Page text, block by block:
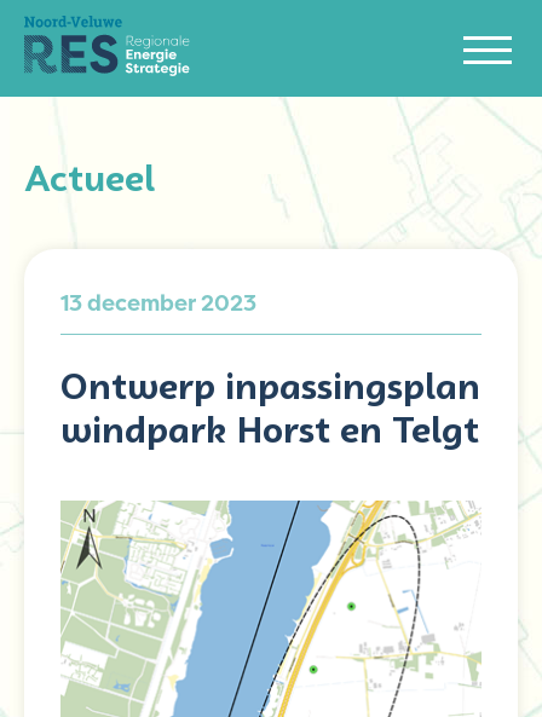
Actueel
13 december 2023
Ontwerp inpassingsplan
windpark Horst en Telgt